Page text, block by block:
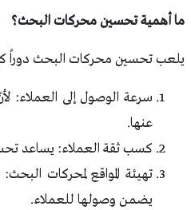
ما أهمية تحسين محركات البحث؟
يلعب تحسين محركات البحث دوراً
سرعة الوصول إلى العملاء:
عنها.
كسب ثقة العملاء: يساعد
تهيئة المواقع لمحركات
يضمن وصولها للعملاء.